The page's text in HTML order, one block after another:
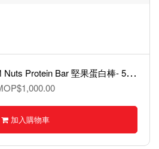
B
ody Attack YAMBAM Nuts Protein Bar 堅果蛋白棒- 55克
加入購物車